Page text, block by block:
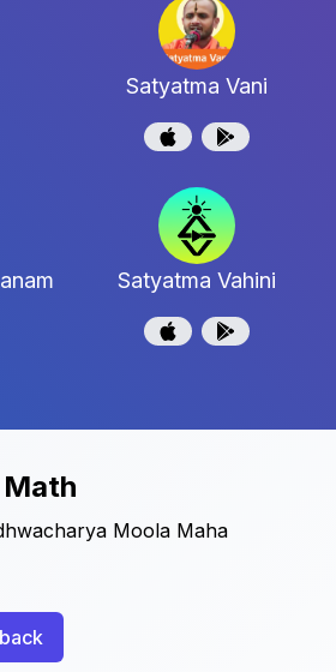
Satyatma Vani
Satyatma Vahini
Moola Maha